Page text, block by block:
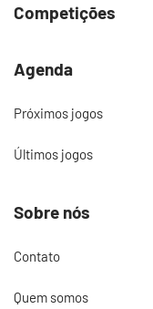
Competições
Agenda
Próximos jogos
Últimos jogos
Sobre nós
Contato
Quem somos